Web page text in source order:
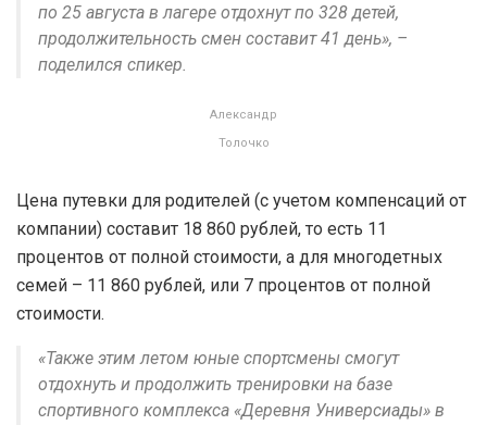
по 25 августа в лагере отдохнут по 328 детей,
продолжительность смен составит 41 день», –
поделился спикер.
Александр
Толочко
Цена путевки для родителей (с учетом компенсаций от
компании) составит 18 860 рублей, то есть 11
процентов от полной стоимости, а для многодетных
семей – 11 860 рублей, или 7 процентов от полной
стоимости.
«Также этим летом юные спортсмены смогут
отдохнуть и продолжить тренировки на базе
спортивного комплекса «Деревня Универсиады» в